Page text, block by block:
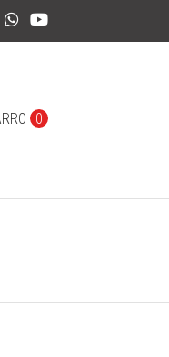
0